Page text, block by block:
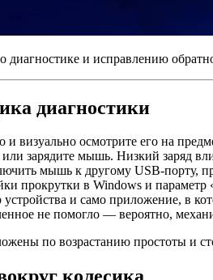
диагностике и исправлению
диагностики
и визуально осмотрите его на
зарядите мышь. Низкий заряд
мышь к другому USB‑порту,
прокрутки в Windows и параметр
и само приложение, в
не помогло — вероятно,
по возрастанию простоты и